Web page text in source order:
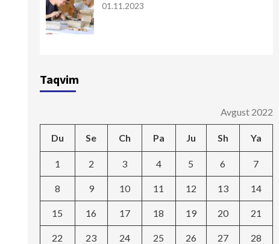
01.11.2023
Taqvim
Avgust 2022
Du Se Ch Pa Ju Sh Ya
1 2 3 4 5 6 7
8 9 10 11 12 13 14
15 16 17 18 19 20 21
22 23 24 25 26 27 28